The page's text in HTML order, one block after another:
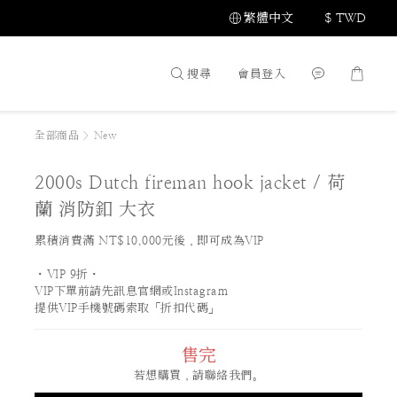
繁體中文 $ TWD
搜尋 會員登入
全部商品 > New
2000s Dutch fireman hook jacket / 荷
蘭 消防釦 大衣
累積消費滿 NT$10,000元後，即可成為VIP
・VIP 9折・
VIP下單前請先訊息官網或Instagram
提供VIP手機號碼索取「折扣代碼」
售完
若想購買，請聯絡我們。